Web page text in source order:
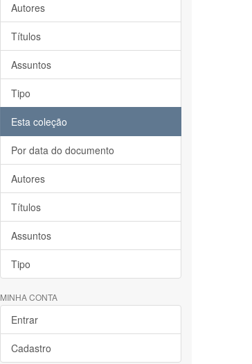
Autores
Títulos
Assuntos
Tipo
Esta coleção
Por data do documento
Autores
Títulos
Assuntos
Tipo
MINHA CONTA
Entrar
Cadastro